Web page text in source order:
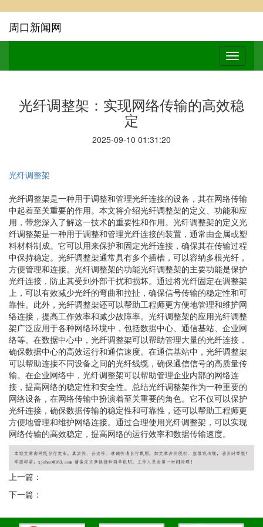
周口新闻网
光纤调整架：实现网络传输的高效稳
定
2025-09-10 01:31:20
光纤调整架
光纤调整架是一种用于调整和管理光纤连接的设备，其在网络传输
中起着至关重要的作用。本文将介绍光纤调整架的定义、功能和应
用，带您深入了解这一技术的重要性和作用。光纤调整架的定义光
纤调整架是一种用于调整和管理光纤连接的装置，通常由金属或塑
料材料制成。它可以用来保护和固定光纤连接，确保其在传输过程
中保持稳定。光纤调整架通常具有多个插槽，可以容纳多根光纤，
方便管理和连接。光纤调整架的功能光纤调整架的主要功能是保护
光纤连接，防止其受到外部干扰和损坏。通过将光纤固定在调整架
上，可以有效减少光纤的弯曲和拉扯，确保信号传输的稳定性和可
靠性。此外，光纤调整架还可以帮助工程师更方便地管理和维护网
络连接，提高工作效率和减少故障率。光纤调整架的应用光纤调整
架广泛应用于各种网络环境中，包括数据中心、通信基站、企业网
络等。在数据中心中，光纤调整架可以帮助管理大量的光纤连接，
确保数据中心的高效运行和通信速度。在通信基站中，光纤调整架
可以帮助连接不同设备之间的光纤线缆，确保通信信号的高质量传
输。在企业网络中，光纤调整架可以帮助管理企业内部的网络连
接，提高网络的稳定性和安全性。总结光纤调整架作为一种重要的
网络设备，在网络传输中扮演着至关重要的角色。它不仅可以保护
光纤连接，确保数据传输的稳定性和可靠性，还可以帮助工程师更
方便地管理和维护网络连接。通过合理使用光纤调整架，可以实现
网络传输的高效稳定，提高网络的运行效率和数据传输速度。
上一篇：
下一篇：